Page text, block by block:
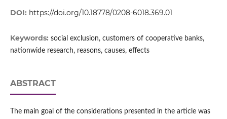
DOI: https://doi.org/10.18778/0208-6018.369.01
Keywords: social exclusion, customers of cooperative banks,
nationwide research, reasons, causes, effects
ABSTRACT
The main goal of the considerations presented in the article was